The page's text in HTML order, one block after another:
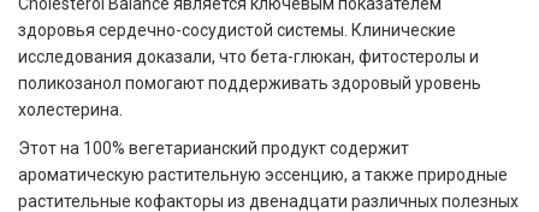
здоровья сердечно-сосудистой системы. Клинические
исследования доказали, что бета-глюкан, фитостеролы и
поликозанол помогают поддерживать здоровый уровень
холестерина.
Этот на 100% вегетарианский продукт содержит
ароматическую растительную эссенцию, а также природные
растительные кофакторы из двенадцати различных полезных